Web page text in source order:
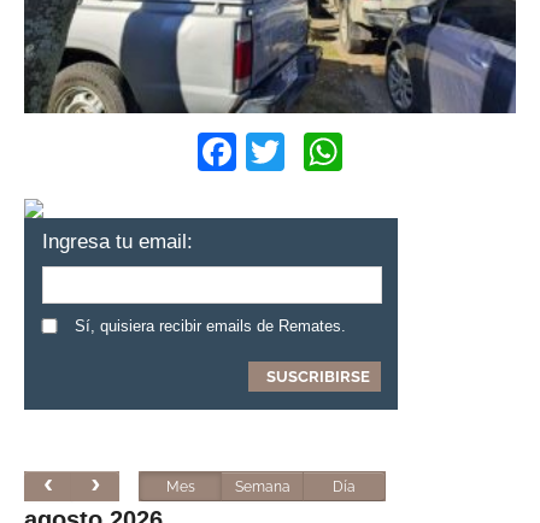
Facebook
Twitter
Ingresa tu email:
Sí, quisiera recibir emails de Remates.
Mes Semana Día